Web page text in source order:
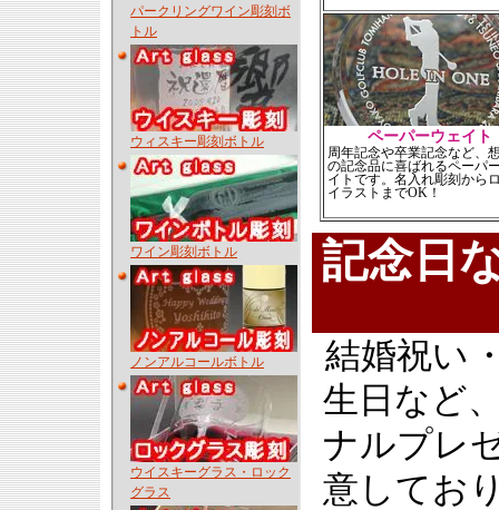
パークリングワイン彫刻ボ
トル
ウィスキー彫刻ボトル
ワイン彫刻ボトル
ノンアルコールボトル
ウイスキーグラス・ロック
グラス
ペーパーウェイト
周年記念や卒業記念など、
の記念品に喜ばれるペーパ
イトです。名入れ彫刻から
イラストまでOK！
記念日
結婚祝い
生日など
ナルプレ
意してお